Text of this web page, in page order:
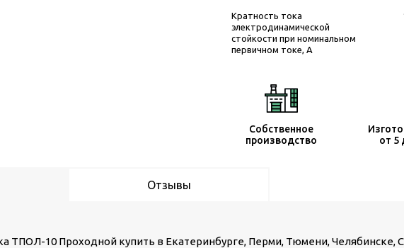
Кратность тока
электродинамической
стойкости при номинальном
первичном токе, А
Собственное
производство
от 5
Отзывы
ТПОЛ-10 Проходной купить в Екатеринбурге, Перми, Тюмени, Челябинске,